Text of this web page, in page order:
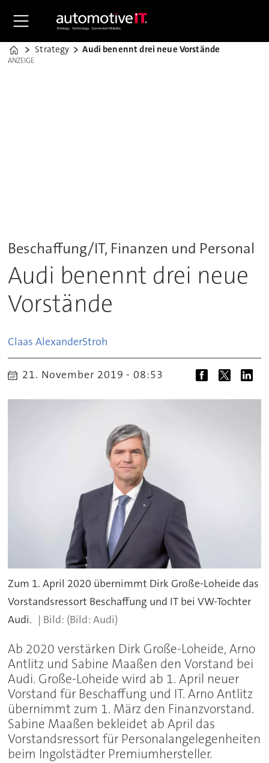
Home
Strategy Audi benennt drei neue Vorstände
ANZEIGE
ANZEIGE
Beschaffung/IT, Finanzen und Personal
Audi benennt drei neue
Vorstände
Claas AlexanderStroh
21. November 2019 - 08:53
Zum 1. April 2020 übernimmt Dirk Große-Loheide das
Vorstandsressort Beschaffung und IT bei VW-Tochter
Audi.
(Bild: Audi)
Ab 2020 verstärken Dirk Große-Loheide, Arno
Antlitz und Sabine Maaßen den Vorstand bei
Audi. Große-Loheide wird ab 1. April neuer
Vorstand für Beschaffung und IT. Arno Antlitz
übernimmt zum 1. März den Finanzvorstand.
Sabine Maaßen bekleidet ab April das
Vorstandsressort für Personalangelegenheiten
beim Ingolstädter Premiumhersteller.